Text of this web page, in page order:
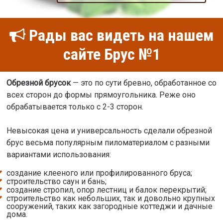
Рады вас видеть на нашем
сайте Брус №1
Обрезной брусок— это по сути бревно, обработанное со
всех сторон до формы прямоугольника. Реже оно
обрабатывается только с 2-3 сторон.
Невысокая цена и универсальность сделали обрезной
брус весьма популярным пиломатериалом с разными
вариантами использования:
создание клееного или профилированного бруса;
строительство саун и бань;
создание стропил, опор лестниц и балок перекрытий;
строительство как небольших, так и довольно крупных
сооружений, таких как загородные коттеджи и дачные
дома.